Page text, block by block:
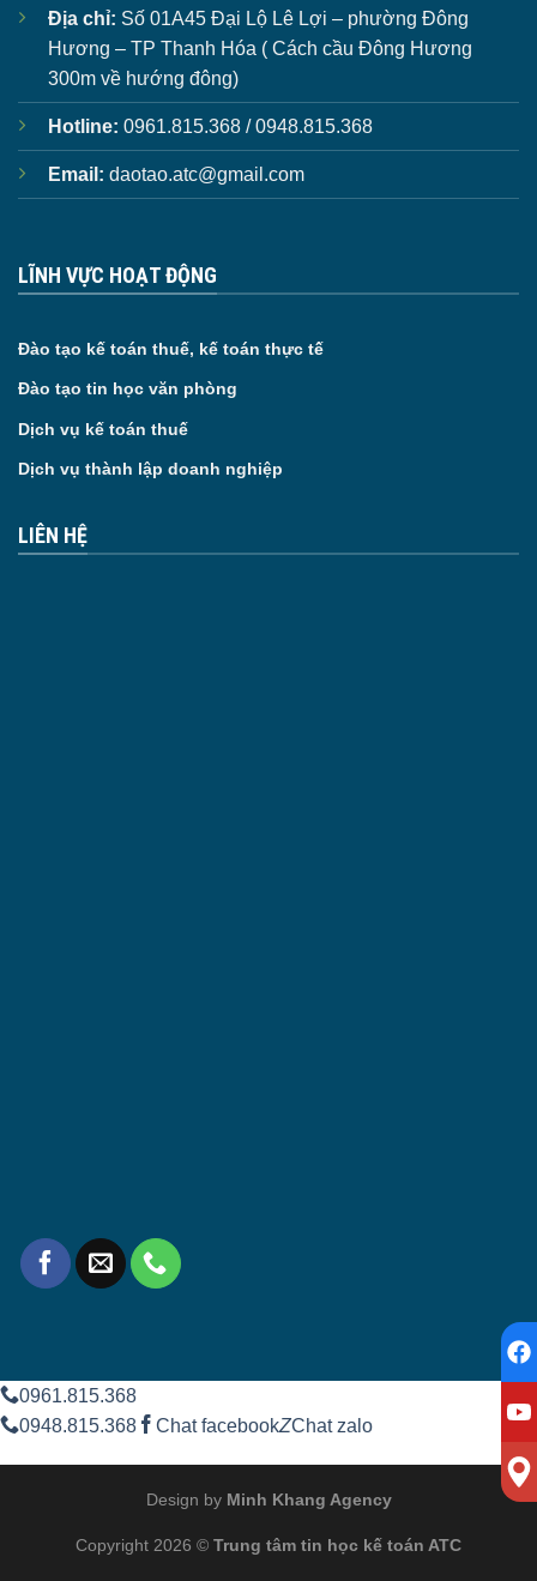
Địa chỉ: Số 01A45 Đại Lộ Lê Lợi – phường Đông
Hương – TP Thanh Hóa ( Cách cầu Đông Hương
300m về hướng đông)
Hotline: 0961.815.368 / 0948.815.368
Email: daotao.atc@gmail.com
LĨNH VỰC HOẠT ĐỘNG
Đào tạo kế toán thuế, kế toán thực tế
Đào tạo tin học văn phòng
Dịch vụ kế toán thuế
Dịch vụ thành lập doanh nghiệp
LIÊN HỆ
0961.815.368
0948.815.368
Chat facebookZChat zalo
Design by Minh Khang Agency
Copyright 2026 © Trung tâm tin học kế toán ATC